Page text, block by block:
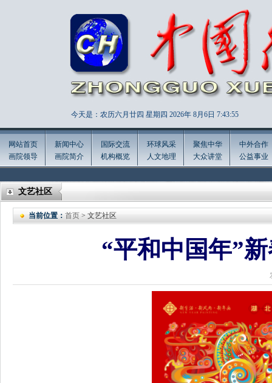
今天是：农历六月廿四 星期四 2026年 8月6日 7:43:58
网站首页
画院领导
新闻中心
画院简介
国际交流
机构概览
环球风采
人文地理
聚焦中华
大众讲堂
中外合作
公益事业
文艺社区
当前位置： 首页 > 文艺社区
“平和中国年”